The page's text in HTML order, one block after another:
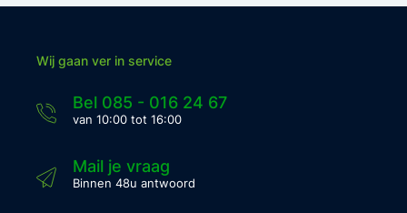
Wij gaan ver in service
Bel 085 - 016 24 67
van 10:00 tot 16:00
Mail je vraag
Binnen 48u antwoord